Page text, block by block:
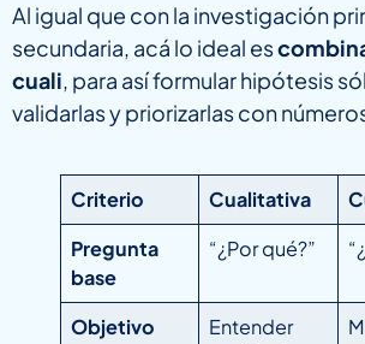
Al igual que con la investigación
secundaria, acá lo ideal es
cuali, para así formular hipótesis
validarlas y priorizarlas con
Criterio Cualitativa
Pregunta
base
“¿Por qué?”
Objetivo
Entender